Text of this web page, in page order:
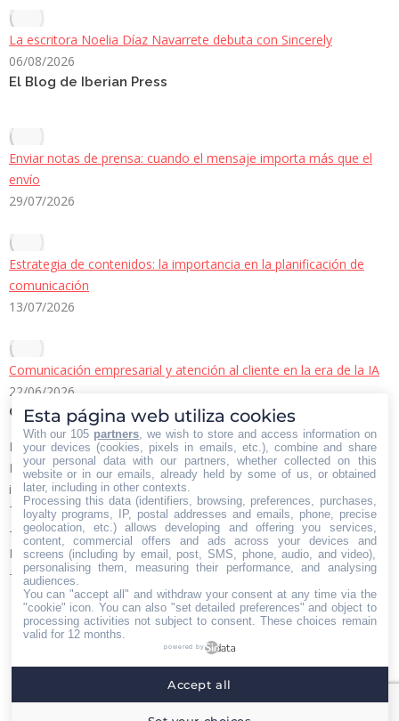
La escritora Noelia Díaz Navarrete debuta con Sincerely
06/08/2026
El Blog de Iberian Press
Enviar notas de prensa: cuando el mensaje importa más que el
envío
29/07/2026
Estrategia de contenidos: la importancia en la planificación de
comunicación
13/07/2026
Comunicación empresarial y atención al cliente en la era de la IA
22/06/2026
Contacto Iberian Press
Principales vías de contacto:
E-mail:
info@iberianpress.es
Teléfono:
+34 911863556
Fax:
+34 911863556
Encuéntranos en:
Facebook
page
new
X
page
new
YouTube
page
new
Rss
page
new
Home Quiénes somos Servicios Contacto
Esta página web utiliza cookies
With our 105 partners , we wish to store and access information on
your devices (cookies, pixels in emails, etc.), combine and share
your personal data with our partners, whether collected on this
website or in our emails, already held by some of us, or obtained
later, including in other contexts.
Processing this data (identifiers, browsing, preferences, purchases,
loyalty programs, IP, postal addresses and emails, phone, precise
geolocation, etc.) allows developing and offering you services,
content, commercial offers and ads across your devices and
screens (including by email, post, SMS, phone, audio, and video),
personalising them, measuring their performance, and analysing
audiences.
You can "accept all" and withdraw your consent at any time via the
"cookie" icon . You can also "set detailed preferences" and object to
processing activities not subject to consent. These choices remain
valid for 12 months.
powered by
Accept all